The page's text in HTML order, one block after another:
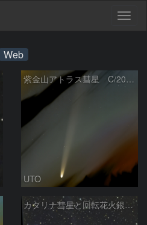
Web
紫金山アトラス彗星 C/2023A3 2024/10/1未明
UTO
カタリナ彗星と回転花火銀河M101